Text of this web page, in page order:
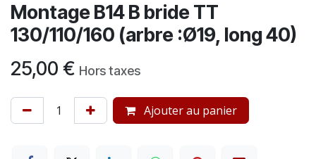
Montage B14 B bride TT
130/110/160 (arbre :Ø19, long 40)
25,00 € Hors taxes
Ajouter au panier